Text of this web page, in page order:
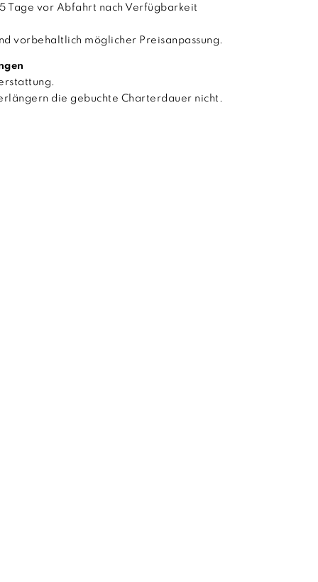
Tage vor Abfahrt nach Verfügbarkeit
vorbehaltlich möglicher Preisanpassung.
die gebuchte Charterdauer nicht.